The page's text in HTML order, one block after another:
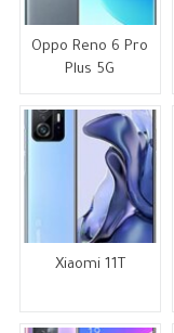
Oppo Reno 6 Pro
Plus 5G
Xiaomi 11T